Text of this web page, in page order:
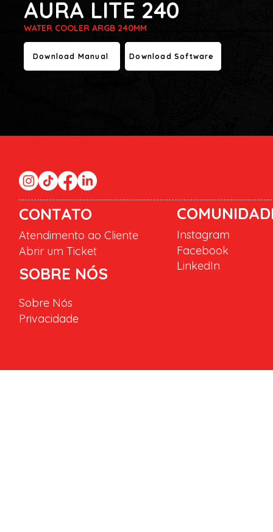
AURA LITE 240
WATER COOLER ARGB 240MM
Download Manual Download Software
CONTATO
Atendimento ao Cliente
Abrir um Ticket
SOBRE NÓS
Instagram
Facebook
LinkedIn
Sobre Nós
Privacidade